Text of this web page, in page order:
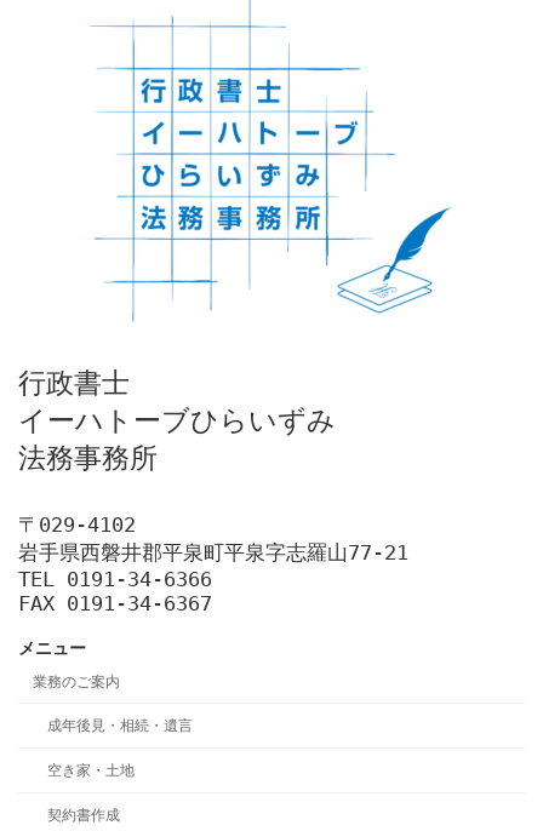
行政書士
イーハトーブひらいずみ
法務事務所
〒029-4102
岩手県西磐井郡平泉町平泉字志羅山77-21
TEL 0191-34-6366
FAX 0191-34-6367
メニュー
業務のご案内
成年後見・相続・遺言
空き家・土地
契約書作成